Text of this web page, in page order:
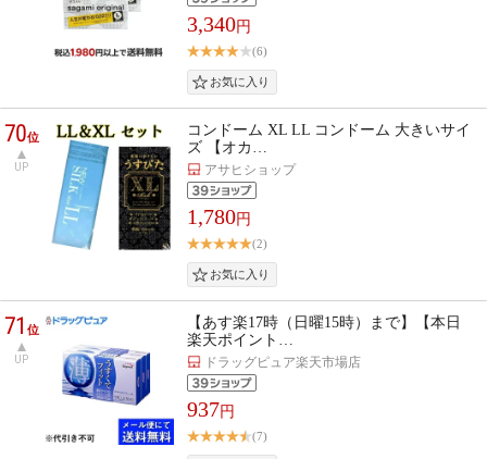
3,340円
(6)
70位
UP
コンドーム XL LL コンドーム 大きいサイ
ズ 【オカ…
アサヒショップ
1,780円
(2)
71位
UP
【あす楽17時（日曜15時）まで】【本日
楽天ポイント…
ドラッグピュア楽天市場店
937円
(7)